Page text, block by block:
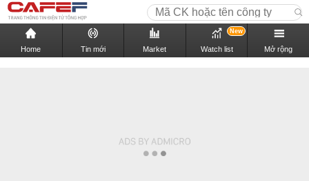
Home Tin mới Market Watch list
New
Mở rộng